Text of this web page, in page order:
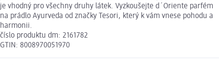
je vhodný pro všechny druhy látek. Vyzkoušejte d´Oriente parfém
na prádlo Ayurveda od značky Tesori, který k vám vnese pohodu a
harmonii.
číslo produktu dm: 2161782
GTIN: 8008970051970